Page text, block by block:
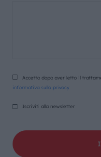
Accetto dopo aver letto il
informativa sulla privacy
Iscriviti alla newsletter